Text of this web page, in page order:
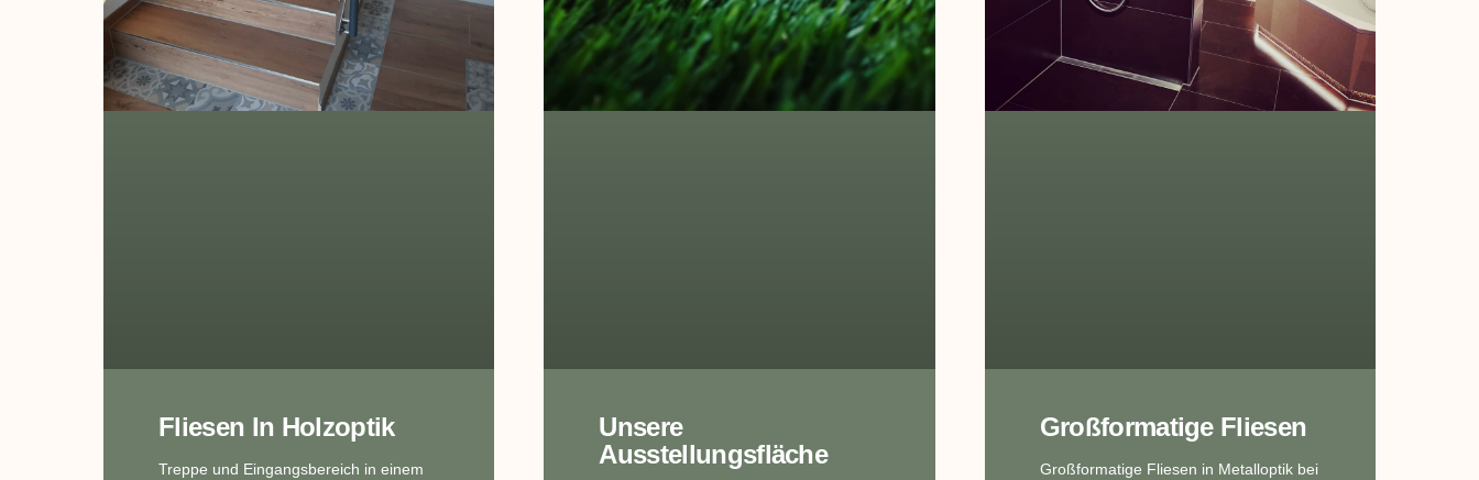
Fliesen In Holzoptik
Treppe und Eingangsbereich in einem
Unsere
Ausstellungsfläche
Großformatige Fliesen
Großformatige Fliesen in Metalloptik bei